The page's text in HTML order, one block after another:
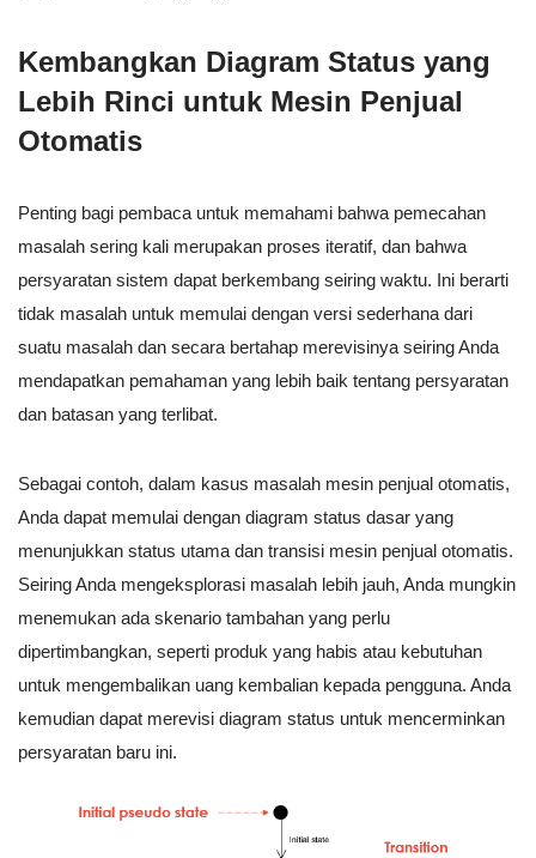
Kembangkan Diagram Status yang
Lebih Rinci untuk Mesin Penjual
Otomatis
Penting bagi pembaca untuk memahami bahwa pemecahan
masalah sering kali merupakan proses iteratif, dan bahwa
persyaratan sistem dapat berkembang seiring waktu. Ini berarti
tidak masalah untuk memulai dengan versi sederhana dari
suatu masalah dan secara bertahap merevisinya seiring Anda
mendapatkan pemahaman yang lebih baik tentang persyaratan
dan batasan yang terlibat.
Sebagai contoh, dalam kasus masalah mesin penjual otomatis,
Anda dapat memulai dengan diagram status dasar yang
menunjukkan status utama dan transisi mesin penjual otomatis.
Seiring Anda mengeksplorasi masalah lebih jauh, Anda mungkin
menemukan ada skenario tambahan yang perlu
dipertimbangkan, seperti produk yang habis atau kebutuhan
untuk mengembalikan uang kembalian kepada pengguna. Anda
kemudian dapat merevisi diagram status untuk mencerminkan
persyaratan baru ini.